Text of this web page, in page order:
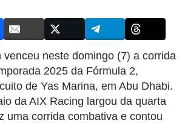
venceu neste domingo (7) a corrida
2025 da Fórmula 2,
de Yas Marina, em Abu Dhabi.
da AIX Racing largou da quarta
uma corrida combativa e contou